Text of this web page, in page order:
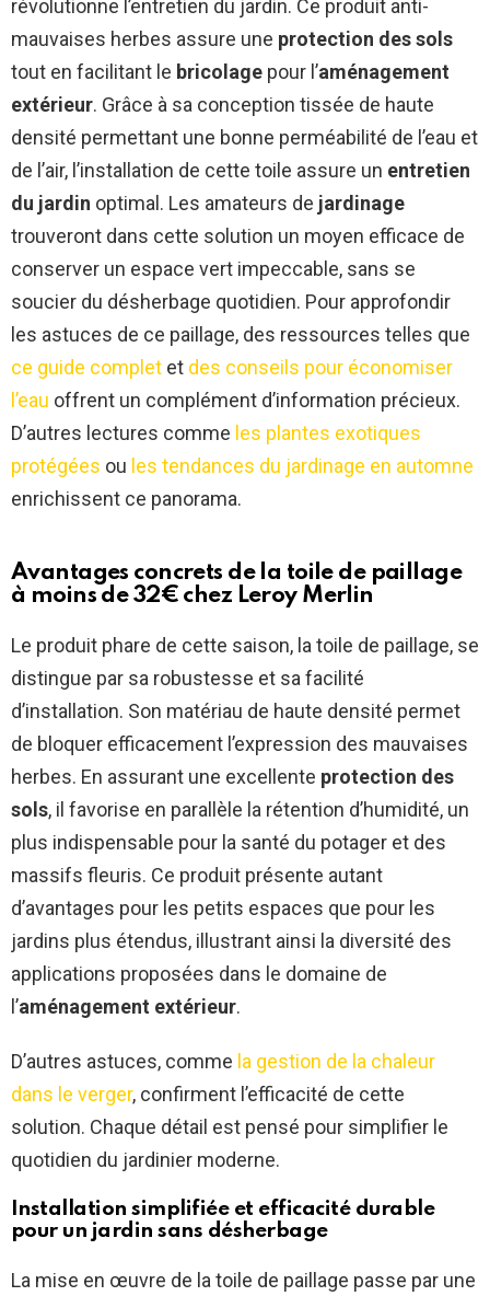
révolutionne l’entretien du jardin. Ce produit anti-
mauvaises herbes assure une protection des sols
tout en facilitant le bricolage pour l’aménagement
extérieur. Grâce à sa conception tissée de haute
densité permettant une bonne perméabilité de l’eau et
de l’air, l’installation de cette toile assure un entretien
du jardin optimal. Les amateurs de jardinage
trouveront dans cette solution un moyen efficace de
conserver un espace vert impeccable, sans se
soucier du désherbage quotidien. Pour approfondir
les astuces de ce paillage, des ressources telles que
ce guide complet et des conseils pour économiser
l’eau offrent un complément d’information précieux.
D’autres lectures comme les plantes exotiques
protégées ou les tendances du jardinage en automne
enrichissent ce panorama.
Avantages concrets de la toile de paillage
à moins de 32€ chez Leroy Merlin
Le produit phare de cette saison, la toile de paillage, se
distingue par sa robustesse et sa facilité
d’installation. Son matériau de haute densité permet
de bloquer efficacement l’expression des mauvaises
herbes. En assurant une excellente protection des
sols, il favorise en parallèle la rétention d’humidité, un
plus indispensable pour la santé du potager et des
massifs fleuris. Ce produit présente autant
d’avantages pour les petits espaces que pour les
jardins plus étendus, illustrant ainsi la diversité des
applications proposées dans le domaine de
l’aménagement extérieur.
D’autres astuces, comme la gestion de la chaleur
dans le verger, confirment l’efficacité de cette
solution. Chaque détail est pensé pour simplifier le
quotidien du jardinier moderne.
Installation simplifiée et efficacité durable
pour un jardin sans désherbage
La mise en œuvre de la toile de paillage passe par une